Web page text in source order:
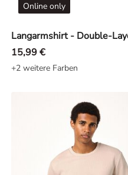
Online only
15,99 €
+2 weitere Farben